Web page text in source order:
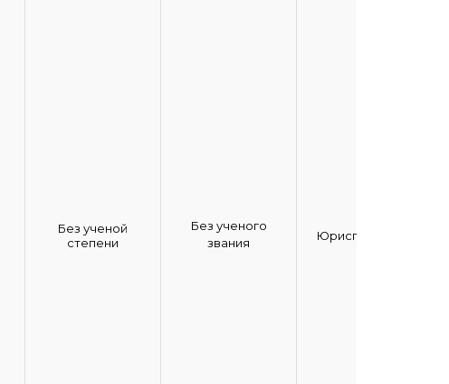
Без ученой
степени
Без ученого
звания
Юриспруденция